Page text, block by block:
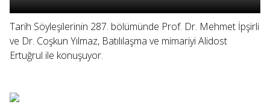
Tarih Söyleşilerinin 287. bölümünde Prof. Dr. Mehmet İpşirli
ve Dr. Coşkun Yılmaz, Batılılaşma ve mimariyi Alidost
Ertuğrul ile konuşuyor.